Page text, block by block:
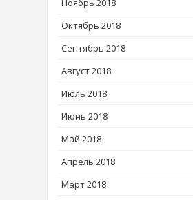
Ноябрь 2018
Октябрь 2018
Сентябрь 2018
Август 2018
Июль 2018
Июнь 2018
Май 2018
Апрель 2018
Март 2018